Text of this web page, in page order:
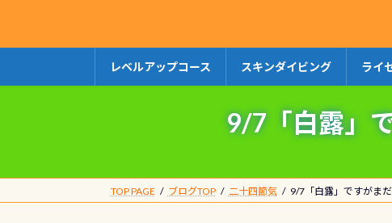
キ
プ
に
動
レベルアップコース スキンダイビング ライ
9/7「白露」
TOP PAGE ブログTOP 二十四節気 9/7「白露」ですがま